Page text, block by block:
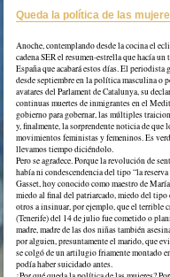
Queda la política de las
Anoche, contemplando desde la cocina el
cadena SER el resumen-estrella que hacía
España que acabará estos días. El
desde septiembre en la política masculina o
avatares del Parlament de Catalunya, su
continuas muertes de inmigrantes en el
gobierno para gobernar, las múltiples
y, finalmente, la sorprendente noticia de que
movimientos feministas y femeninos. Es
llevamos tiempo diciéndolo.
Pero se agradece. Porque la revolución de
había ni condescendencia del tipo “la
Gasset, hoy conocido como maestro de
miedo al final del patriarcado, miedo del
otros a insinuar, por ejemplo, que el terrible
(Tenerife) del 14 de julio fue cometido o
madre, madre de las dos niñas también
por alguien, presuntamente el marido, que
se colgó de un artilugio friamente montado
podía haber suicidado antes.